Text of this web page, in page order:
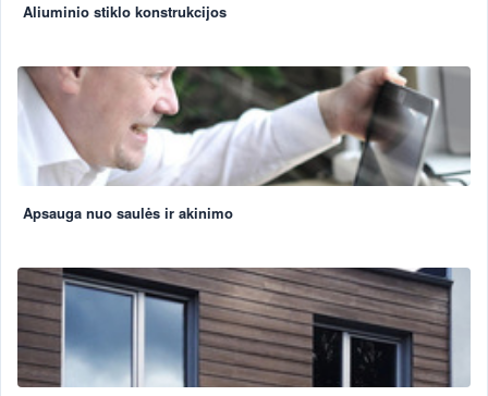
Aliuminio stiklo konstrukcijos
Apsauga nuo saulės ir akinimo